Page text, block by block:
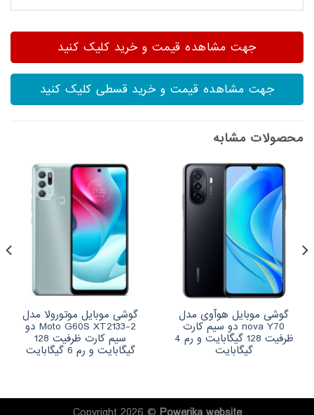
جهت مشاهده قیمت و خرید کلیک کنید
جهت مشاهده قیمت و خرید قسطی کلیک کنید
محصولات مشابه
گوشی موبایل هوآوی مدل
nova Y70 دو سیم‌ کارت
ظرفیت 128 گیگابایت و رم 4
گیگابایت
گوشی موبایل موتورولا مدل
Moto G60S XT2133-2 دو
سیم‌ کارت ظرفیت 128
گیگابایت و رم 6 گیگابایت